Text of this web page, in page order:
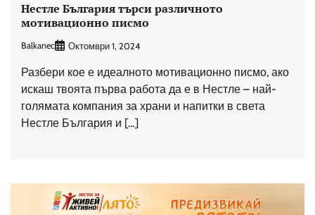
Нестле България търси различното
мотивационно писмо
Balkanec Октомври 1, 2024
Разбери кое е идеалното мотивационно писмо, ако
искаш твоята първа работа да е в Нестле – най-
голямата компания за храни и напитки в света
Нестле България и […]